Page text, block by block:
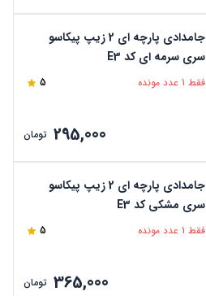
جامدادی پارچه ای 2 زیپ پیکاسو
سری سرمه ای کد E3
فقط 1 عدد مونده 5
295,000 تومان
جامدادی پارچه ای 2 زیپ پیکاسو
سری مشکی کد E3
فقط 1 عدد مونده 5
365,000 تومان